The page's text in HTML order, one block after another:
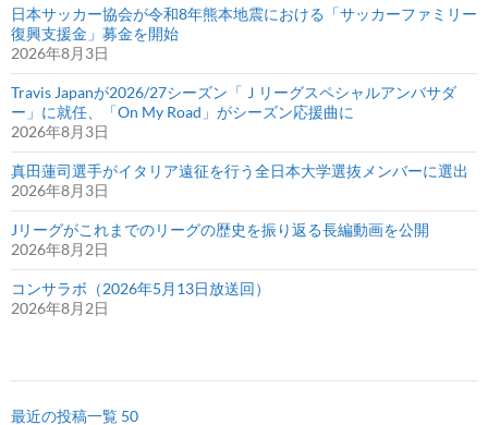
日本サッカー協会が令和8年熊本地震における「サッカーファミリー
復興支援金」募金を開始
2026年8月3日
Travis Japanが2026/27シーズン「Ｊリーグスペシャルアンバサダ
ー」に就任、「On My Road」がシーズン応援曲に
2026年8月3日
真田蓮司選手がイタリア遠征を行う全日本大学選抜メンバーに選出
2026年8月3日
Jリーグがこれまでのリーグの歴史を振り返る長編動画を公開
2026年8月2日
コンサラボ（2026年5月13日放送回）
2026年8月2日
最近の投稿一覧 50